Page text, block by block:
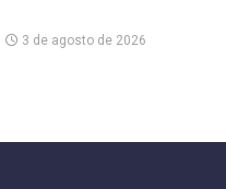
3 de agosto de 2026